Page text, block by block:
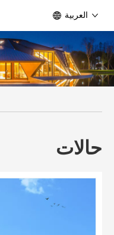
العربية
حالات